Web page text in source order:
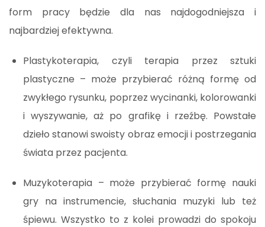
form pracy będzie dla nas najdogodniejsza i
najbardziej efektywna.
Plastykoterapia, czyli terapia przez sztuki
plastyczne – może przybierać różną formę od
zwykłego rysunku, poprzez wycinanki, kolorowanki
i wyszywanie, aż po grafikę i rzeźbę. Powstałe
dzieło stanowi swoisty obraz emocji i postrzegania
świata przez pacjenta.
Muzykoterapia – może przybierać formę nauki
gry na instrumencie, słuchania muzyki lub też
śpiewu. Wszystko to z kolei prowadzi do spokoju